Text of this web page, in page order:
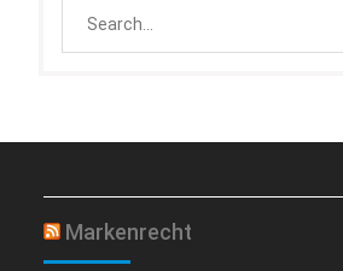
Markenrecht